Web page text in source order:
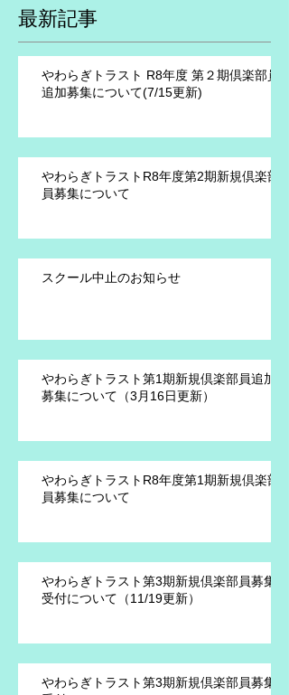
最新記事
やわらぎトラスト R8年度 第２期倶楽部員
追加募集について(7/15更新)
やわらぎトラストR8年度第2期新規倶楽部
員募集について
スクール中止のお知らせ
やわらぎトラスト第1期新規倶楽部員追加
募集について（3月16日更新）
やわらぎトラストR8年度第1期新規倶楽部
員募集について
やわらぎトラスト第3期新規倶楽部員募集
受付について（11/19更新）
やわらぎトラスト第3期新規倶楽部員募集